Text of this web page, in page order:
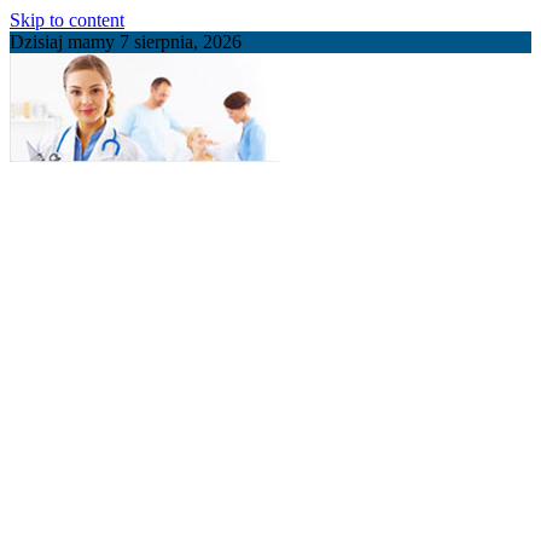
Skip to content
Dzisiaj mamy 7 sierpnia, 2026